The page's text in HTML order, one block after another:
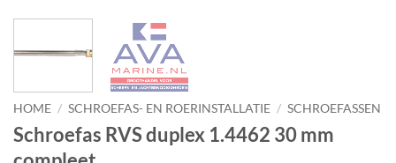
HOME / SCHROEFAS- EN ROERINSTALLATIE / SCHROEFASSEN
Schroefas RVS duplex 1.4462 30 mm